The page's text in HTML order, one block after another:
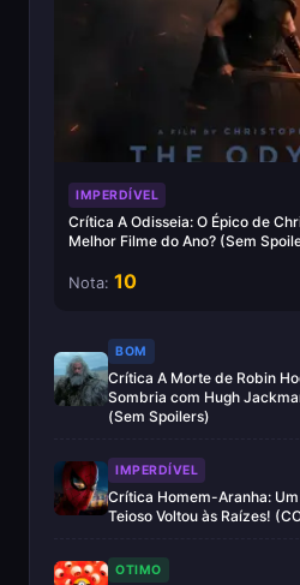
IMPERDÍVEL
Crítica A Odisseia: O Épico de
Melhor Filme do Ano? (Sem
Nota: 10
BOM
Crítica A Morte de Robin
Sombria com Hugh
(Sem Spoilers)
IMPERDÍVEL
Crítica Homem-Aranha: Um
Teioso Voltou às Raízes!
OTIMO